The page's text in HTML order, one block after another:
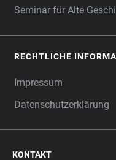
Seminar für Alte
RECHTLICHE
Impressum
Datenschutzerklärung
KONTAKT